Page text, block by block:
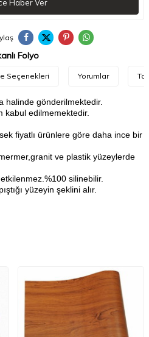
Haber Ver
Folyo
Seçenekleri Yorumlar
halinde gönderilmektedir.
kabul edilmemektedir.
fiyatlı ürünlere göre daha ince bir
ve plastik yüzeylerde
silinebilir.
yüzeyin şeklini alır.